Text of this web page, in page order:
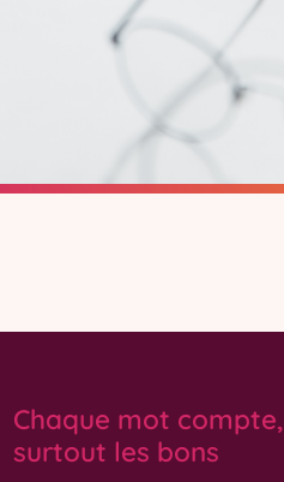
Chaque mot compte,
surtout les bons